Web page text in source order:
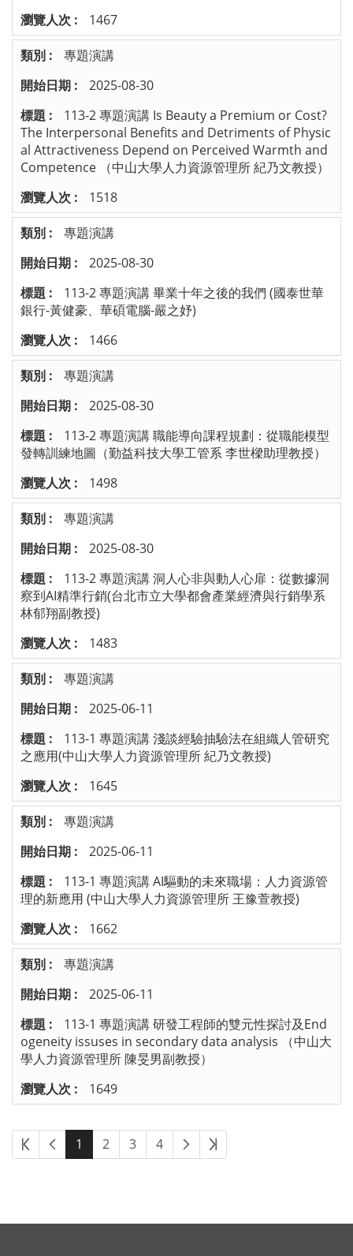
1467
專題演講
2025-08-30
113-2 專題演講 Is Beauty a Premium or Cost?
The Interpersonal Benefits and Detriments of Physic
al Attractiveness Depend on Perceived Warmth and
Competence （中山大學人力資源管理所 紀乃文教授）
1518
專題演講
2025-08-30
113-2 專題演講 畢業十年之後的我們 (國泰世華
銀行-黃健豪、華碩電腦-嚴之妤)
1466
專題演講
2025-08-30
113-2 專題演講 職能導向課程規劃：從職能模型
發轉訓練地圖（勤益科技大學工管系 李世樑助理教授）
1498
專題演講
2025-08-30
113-2 專題演講 洞人心非與動人心扉：從數據洞
察到AI精準行銷(台北市立大學都會產業經濟與行銷學系
林郁翔副教授)
1483
專題演講
2025-06-11
113-1 專題演講 淺談經驗抽驗法在組織人管研究
之應用(中山大學人力資源管理所 紀乃文教授)
1645
專題演講
2025-06-11
113-1 專題演講 AI驅動的未來職場：人力資源管
理的新應用 (中山大學人力資源管理所 王豫萱教授)
1662
專題演講
2025-06-11
113-1 專題演講 研發工程師的雙元性探討及End
ogeneity issuses in secondary data analysis （中山大
學人力資源管理所 陳旻男副教授）
1649
1 2 3 4